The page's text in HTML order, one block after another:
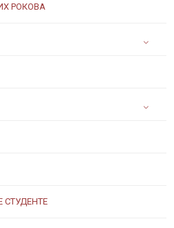
РОКОВА